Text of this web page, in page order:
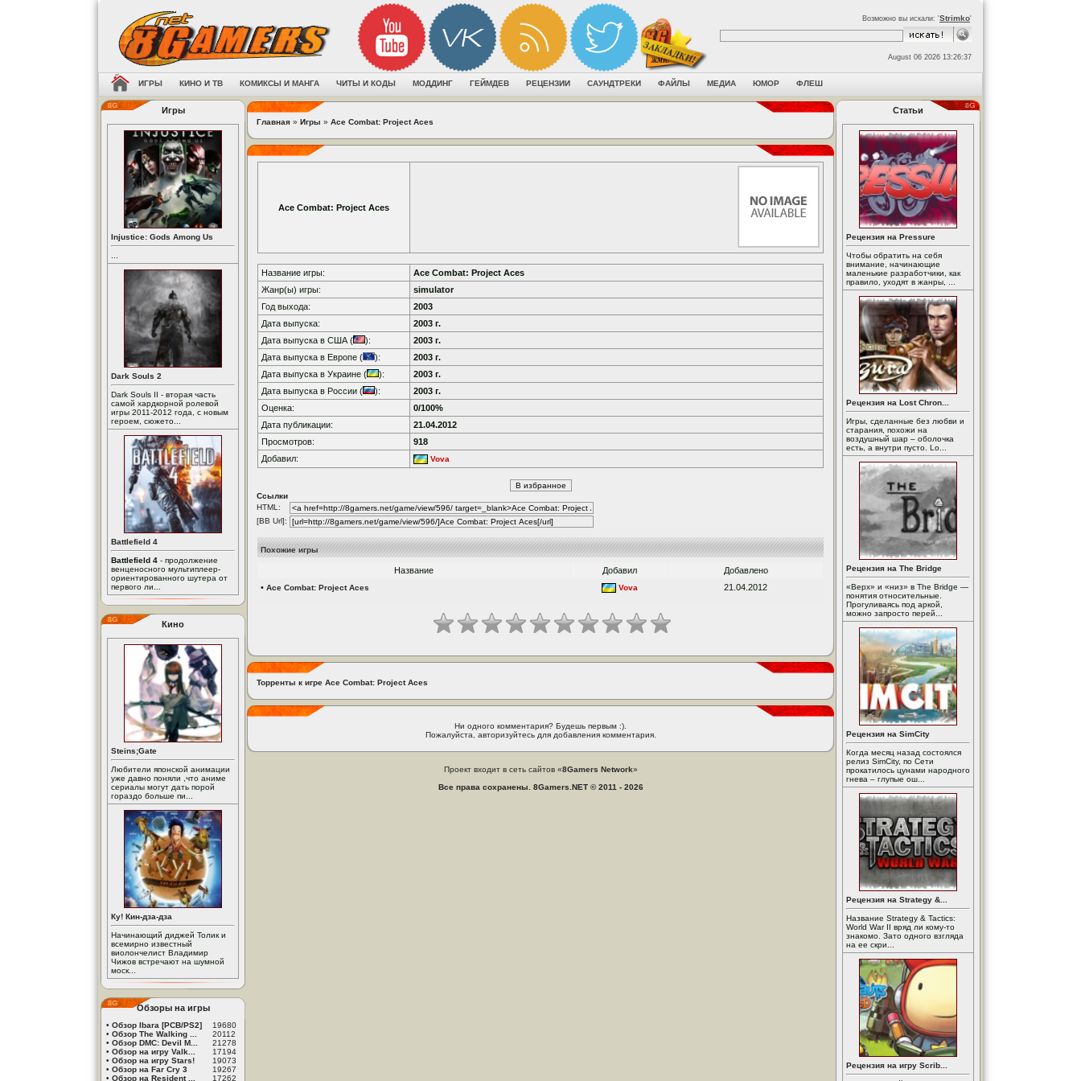
Возможно вы искали: 'Strimko'
August 06 2026 13:26:37
ИГРЫ КИНО И ТВ КОМИКСЫ И МАНГА ЧИТЫ И КОДЫ МОДДИНГ ГЕЙМДЕВ РЕЦЕНЗИИ САУНДТРЕКИ ФАЙЛЫ МЕДИА ЮМОР ФЛЕШ
Игры
Injustice: Gods Among Us
Dark Souls 2
Dark Souls II - вторая часть
самой хардкорной ролевой
игры 2011-2012 года, с новым
героем, сюжето...
Battlefield 4
Battlefield 4 - продолжение
венценосного мультиплеер-
ориентированного шутера от
первого ли...
Кино
Steins;Gate
Любители японской анимации
уже давно поняли ,что аниме
сериалы могут дать порой
гораздо больше пи...
Ку! Кин-дза-дза
Начинающий диджей Толик и
всемирно известный
виолончелист Владимир
Чижов встречают на шумной
моск...
Обзоры на игры
• Обзор Ibara [PCB/PS2]
19680
• Обзор The Walking ...
20112
• Обзор DMC: Devil M...
21278
• Обзор на игру Valk...
17194
• Обзор на игру Stars!
19073
• Обзор на Far Cry 3
19267
• Обзор на Resident ... 17262
Главная » Игры » Ace Combat: Project Aces
Ace Combat: Project Aces
Название игры:
Ace Combat: Project Aces
Жанр(ы) игры:
simulator
Год выхода:
2003
Дата выпуска:
2003 г.
Дата выпуска в США (
):
2003 г.
Дата выпуска в Европе (
):
2003 г.
Дата выпуска в Украине (
):
2003 г.
Дата выпуска в России (
):
2003 г.
Оценка:
0/100%
Дата публикации:
21.04.2012
Просмотров:
918
Добавил:
Vova
Ссылки
HTML:
[BB Url]:
Похожие игры
Название Добавил
Добавлено
• Ace Combat: Project Aces Vova 21.04.2012
Торренты к игре Ace Combat: Project Aces
Ни одного комментария? Будешь первым :).
Пожалуйста, авторизуйтесь для добавления комментария.
Проект входит в сеть сайтов «8Gamers Network»
Все права сохранены. 8Gamers.NET © 2011 - 2026
Статьи
Рецензия на Pressure
Чтобы обратить на себя
внимание, начинающие
маленькие разработчики, как
правило, уходят в жанры, ...
Рецензия на Lost Chron...
Игры, сделанные без любви и
старания, похожи на
воздушный шар – оболочка
есть, а внутри пусто. Lo...
Рецензия на The Bridge
«Верх» и «низ» в The Bridge —
понятия относительные.
Прогуливаясь под аркой,
можно запросто перей...
Рецензия на SimCity
Когда месяц назад состоялся
релиз SimCity, по Сети
прокатилось цунами народного
гнева – глупые ош...
Рецензия на Strategy &...
Название Strategy & Tactics:
World War II вряд ли кому-то
знакомо. Зато одного взгляда
на ее скри...
Рецензия на игру Scrib...